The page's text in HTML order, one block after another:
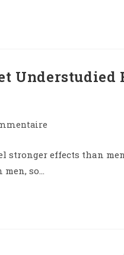
Understudied
stronger effects than
so…